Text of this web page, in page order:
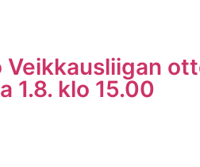
Veikkausliigan
1.8. klo 15.00